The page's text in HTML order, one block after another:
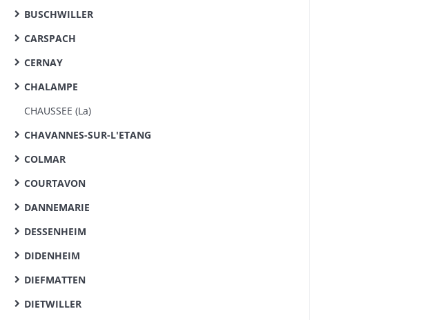
BUSCHWILLER
CARSPACH
CERNAY
CHALAMPE
CHAUSSEE (La)
CHAVANNES-SUR-L'ETANG
COLMAR
COURTAVON
DANNEMARIE
DESSENHEIM
DIDENHEIM
DIEFMATTEN
DIETWILLER